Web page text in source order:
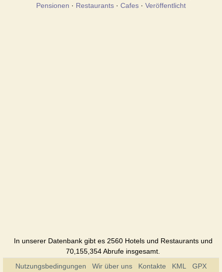
Villa Sofia
Dom
Pension
Pensionen · Restaurants · Cafes · Veröffentlicht
In unserer Datenbank gibt es 2560 Hotels und Restaurants und
70,155,354 Abrufe insgesamt.
Nutzungsbedingungen
Wir über uns Kontakte KML GPX